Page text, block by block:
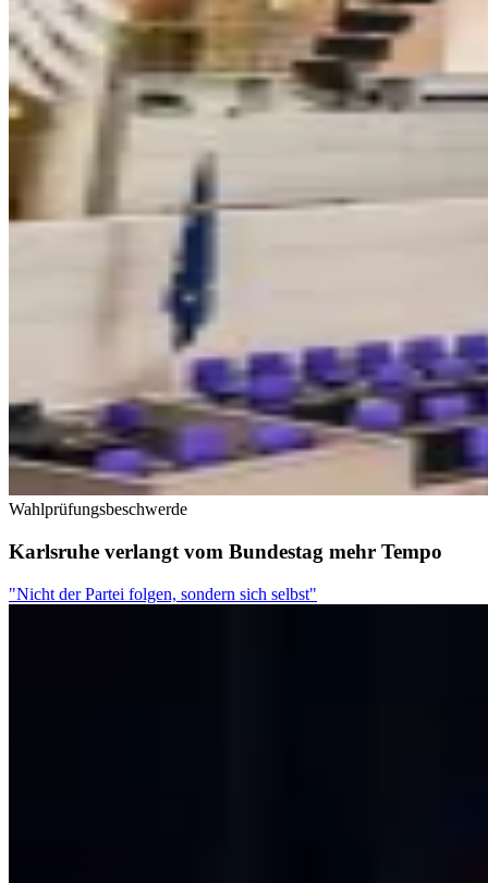
Wahlprüfungsbeschwerde
Karlsruhe verlangt vom Bundestag mehr Tempo
"Nicht der Partei folgen, sondern sich selbst"